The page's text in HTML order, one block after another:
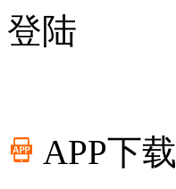
登陆
APP下载